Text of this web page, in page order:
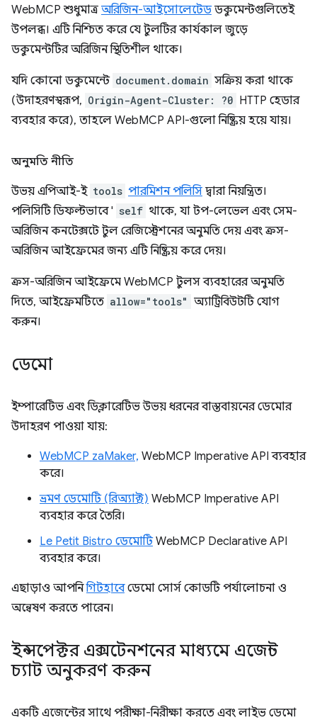
WebMCP শুধুমাত্র অরিজিন-আইসোলেটেডডকুমেন্টগুলিতেই
উপলব্ধ। এটি নিশ্চিত করে যে টুলটির কার্যকাল জুড়ে
ডকুমেন্টটির অরিজিন স্থিতিশীল থাকে।
যদি কোনো ডকুমেন্টে document.domain সক্রিয় করা থাকে
(উদাহরণস্বরূপ, Origin-Agent-Cluster: ?0 HTTP হেডার
ব্যবহার করে), তাহলে WebMCP API-গুলো নিষ্ক্রিয় হয়ে যায়।
অনুমতি নীতি
উভয় এপিআই-ই tools পারমিশন পলিসি দ্বারা নিয়ন্ত্রিত।
পলিসিটি ডিফল্টভাবে ' self থাকে, যা টপ-লেভেল এবং সেম-
অরিজিন কনটেক্সটে টুল রেজিস্ট্রেশনের অনুমতি দেয় এবং ক্রস-
অরিজিন আইফ্রেমের জন্য এটি নিষ্ক্রিয় করে দেয়।
ক্রস-অরিজিন আইফ্রেমে WebMCP টুলস ব্যবহারের অনুমতি
দিতে, আইফ্রেমটিতে allow="tools" অ্যাট্রিবিউটটি যোগ
করুন।
ডেমো
ইম্পারেটিভ এবং ডিক্লারেটিভ উভয় ধরনের বাস্তবায়নের ডেমোর
উদাহরণ পাওয়া যায়:
WebMCP zaMaker, WebMCP Imperative API ব্যবহার
করে।
ভ্রমণ ডেমোটি (রিঅ্যাক্ট) WebMCP Imperative API
ব্যবহার করে তৈরি।
Le Petit Bistro ডেমোটিWebMCP Declarative API
ব্যবহার করে।
এছাড়াও আপনিগিটহাবেডেমো সোর্স কোডটি পর্যালোচনা ও
অন্বেষণ করতে পারেন।
ইন্সপেক্টর এক্সটেনশনের মাধ্যমে এজেন্ট
চ্যাট অনুকরণ করুন
একটি এজেন্টের সাথে পরীক্ষা-নিরীক্ষা করতে এবং লাইভ ডেমো